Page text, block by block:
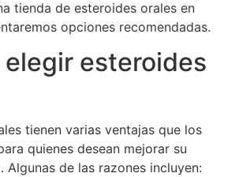
tienda de esteroides orales en
opciones recomendadas.
elegir esteroides
tienen varias ventajas que los
quienes desean mejorar su
Algunas de las razones incluyen: